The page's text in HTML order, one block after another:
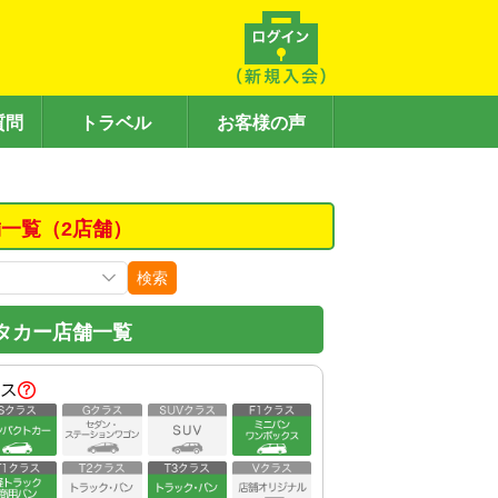
問 トラベル お客様の声
覧（2店舗）
検索
カー店舗一覧